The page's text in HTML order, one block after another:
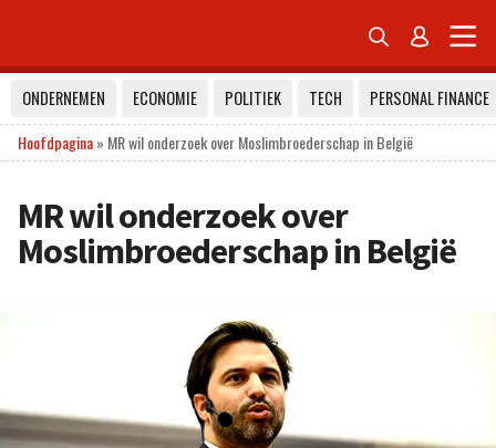
 
ONDERNEMEN ECONOMIE POLITIEK TECH
PERSONAL FINANCE
Hoofdpagina» MR wil onderzoek over Moslimbroederschap in België
MR wil onderzoek over
Moslimbroederschap in België